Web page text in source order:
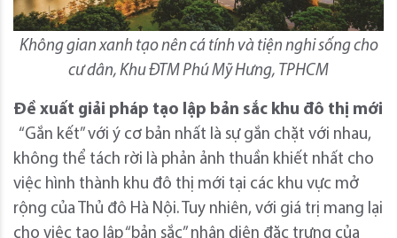
Không gian xanh tạo nên cá tính và tiện nghi sống cho
cư dân, Khu ĐTM Phú Mỹ Hưng, TPHCM
Đề xuất giải pháp tạo lập bản sắc khu đô thị mới
“Gắn kết” với ý cơ bản nhất là sự gắn chặt với nhau,
không thể tách rời là phản ảnh thuần khiết nhất cho
việc hình thành khu đô thị mới tại các khu vực mở
rộng của Thủ đô Hà Nội. Tuy nhiên, với giá trị mang lại
cho việc tạo lập “bản sắc” nhận diện đặc trưng của